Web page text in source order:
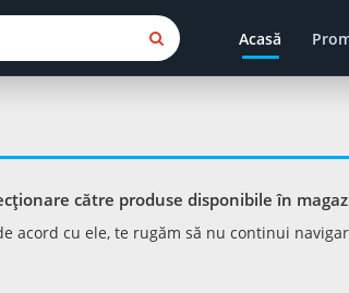
Acasă
către produse disponibile în
acord cu ele, te rugăm să nu continui